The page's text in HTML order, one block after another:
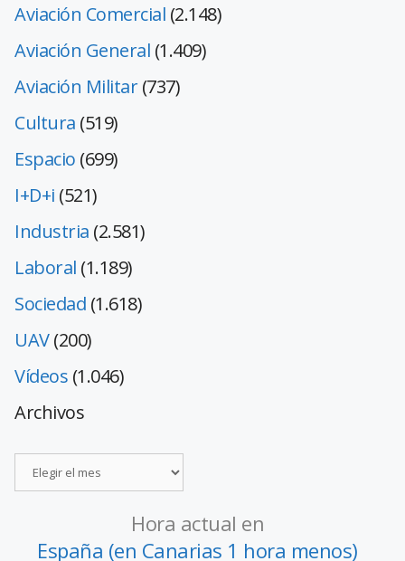
Aviación Comercial (2.148)
Aviación General (1.409)
Aviación Militar(737)
Cultura (519)
Espacio (699)
I+D+i (521)
Industria (2.581)
Laboral (1.189)
Sociedad (1.618)
UAV(200)
Vídeos (1.046)
Archivos
Hora actual en
España (en Canarias 1 hora menos)